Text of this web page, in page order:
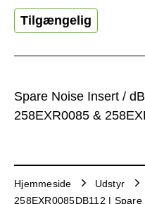
Spare Noise Insert /
258EXR0085 &
Tilgængelig
Hjemmeside Udstyr
258EXR0085DB112 |